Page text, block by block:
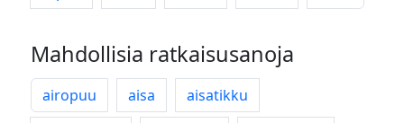
Mahdollisia ratkaisusanoja
airopuu aisa
aisatikku